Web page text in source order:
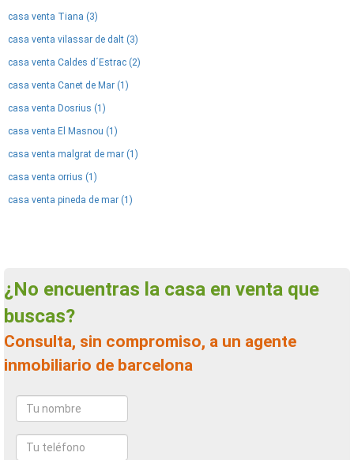
casa venta Tiana (3)
casa venta vilassar de dalt (3)
casa venta Caldes d´Estrac (2)
casa venta Canet de Mar (1)
casa venta Dosrius (1)
casa venta El Masnou (1)
casa venta malgrat de mar (1)
casa venta orrius (1)
casa venta pineda de mar (1)
¿No encuentras la casa en venta que
buscas?
Consulta, sin compromiso, a un agente
inmobiliario de barcelona